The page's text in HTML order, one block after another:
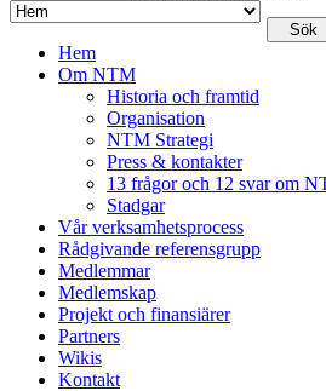
Hem
Om NTM
Historia och framtid
Organisation
NTM Strategi
Press & kontakter
13 frågor och 12 svar om
Stadgar
Vår verksamhetsprocess
Rådgivande referensgrupp
Medlemmar
Medlemskap
Projekt och finansiärer
Partners
Wikis
Kontakt